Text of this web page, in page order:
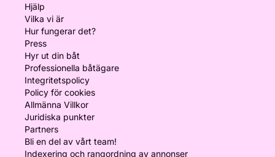
Hjälp
Vilka vi är
Hur fungerar det?
Press
Hyr ut din båt
Professionella båtägare
Integritetspolicy
Policy för cookies
Allmänna Villkor
Juridiska punkter
Partners
Bli en del av vårt team!
Indexering och rangordning av annonser